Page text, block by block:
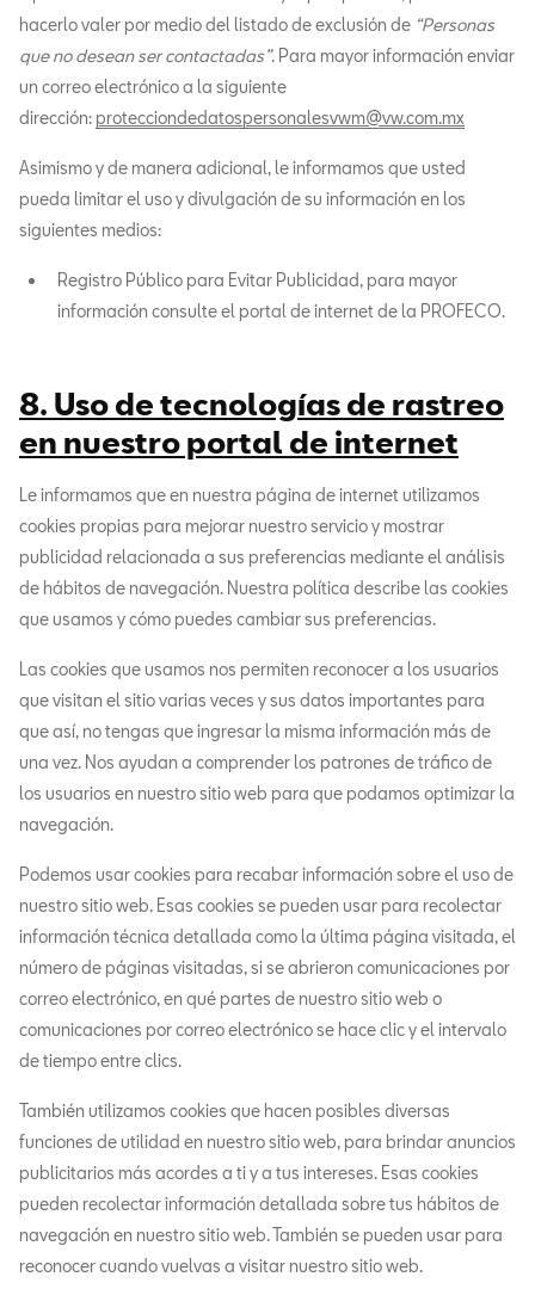
hacerlo valer por medio del listado de exclusión de “Personas
que no desean ser contactadas”. Para mayor información enviar
un correo electrónico a la siguiente
dirección: protecciondedatospersonalesvwm@vw.com.mx
Asimismo y de manera adicional, le informamos que usted
pueda limitar el uso y divulgación de su información en los
siguientes medios:
Registro Público para Evitar Publicidad, para mayor
información consulte el portal de internet de la PROFECO.
8. Uso de tecnologías de rastreo
en nuestro portal de internet
Le informamos que en nuestra página de internet utilizamos
cookies propias para mejorar nuestro servicio y mostrar
publicidad relacionada a sus preferencias mediante el análisis
de hábitos de navegación. Nuestra política describe las cookies
que usamos y cómo puedes cambiar sus preferencias.
Las cookies que usamos nos permiten reconocer a los usuarios
que visitan el sitio varias veces y sus datos importantes para
que así, no tengas que ingresar la misma información más de
una vez. Nos ayudan a comprender los patrones de tráfico de
los usuarios en nuestro sitio web para que podamos optimizar la
navegación.
Podemos usar cookies para recabar información sobre el uso de
nuestro sitio web. Esas cookies se pueden usar para recolectar
información técnica detallada como la última página visitada, el
número de páginas visitadas, si se abrieron comunicaciones por
correo electrónico, en qué partes de nuestro sitio web o
comunicaciones por correo electrónico se hace clic y el intervalo
de tiempo entre clics.
También utilizamos cookies que hacen posibles diversas
funciones de utilidad en nuestro sitio web, para brindar anuncios
publicitarios más acordes a ti y a tus intereses. Esas cookies
pueden recolectar información detallada sobre tus hábitos de
navegación en nuestro sitio web. También se pueden usar para
reconocer cuando vuelvas a visitar nuestro sitio web.